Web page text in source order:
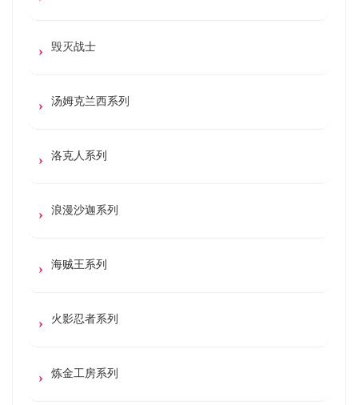
毁灭战士
汤姆克兰西系列
洛克人系列
浪漫沙迦系列
海贼王系列
火影忍者系列
炼金工房系列